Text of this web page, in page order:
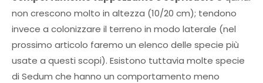
non crescono molto in altezza (10/20 cm); tendono
invece a colonizzare il terreno in modo laterale (nel
prossimo articolo faremo un elenco delle specie più
usate a questi scopi). Esistono tuttavia molte specie
di Sedum che hanno un comportamento meno